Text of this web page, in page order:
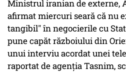
Ministrul iranian de externe,
afirmat miercuri seară că nu
tangibil" în negocierile cu
pune capăt războiului din
unui interviu acordat unei
raportat de agenţia Tasnim,